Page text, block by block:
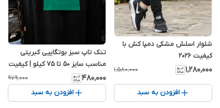
شلوار اسلش مشکی دمپا کش با
کیفیت 2026
۱٬۲۸۰٬۰۰۰ ۱٬۵۸۰٬۰۰۰
افزودن به سبد
تنک تاپ سبز بوتگاییی کبریتی
مناسب سایز 50 تا ۷۵ کیلو | کیفیت
عالی
۴۸۰٬۰۰۰ ۹۷۹٬۰۰۰
افزودن به سبد